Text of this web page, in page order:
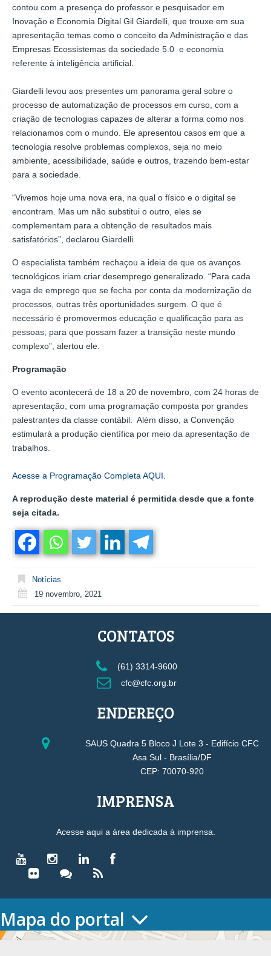
contou com a presença do professor e pesquisador em
Inovação e Economia Digital Gil Giardelli, que trouxe em sua
apresentação temas como o conceito da Administração e das
Empresas Ecossistemas da sociedade 5.0 e economia
referente à inteligência artificial.
Giardelli levou aos presentes um panorama geral sobre o
processo de automatização de processos em curso, com a
criação de tecnologias capazes de alterar a forma como nos
relacionamos com o mundo. Ele apresentou casos em que a
tecnologia resolve problemas complexos, seja no meio
ambiente, acessibilidade, saúde e outros, trazendo bem-estar
para a sociedade.
“Vivemos hoje uma nova era, na qual o físico e o digital se
encontram. Mas um não substitui o outro, eles se
complementam para a obtenção de resultados mais
satisfatórios”, declarou Giardelli.
O especialista também rechaçou a ideia de que os avanços
tecnológicos iriam criar desemprego generalizado. “Para cada
vaga de emprego que se fecha por conta da modernização de
processos, outras três oportunidades surgem. O que é
necessário é promovermos educação e qualificação para as
pessoas, para que possam fazer a transição neste mundo
complexo”, alertou ele.
Programação
O evento acontecerá de 18 a 20 de novembro, com 24 horas de
apresentação, com uma programação composta por grandes
palestrantes da classe contábil. Além disso, a Convenção
estimulará a produção científica por meio da apresentação de
trabalhos.
Acesse a Programação Completa AQUI.
A reprodução deste material é permitida desde que a fonte
seja citada.
Notícias
19 novembro, 2021
CONTATOS
(61) 3314-9600
cfc@cfc.org.br
ENDEREÇO
SAUS Quadra 5 Bloco J Lote 3 - Edifício CFC
Asa Sul - Brasília/DF
CEP: 70070-920
IMPRENSA
Acesse aqui a área dedicada à imprensa.
Mapa do portal
HOME